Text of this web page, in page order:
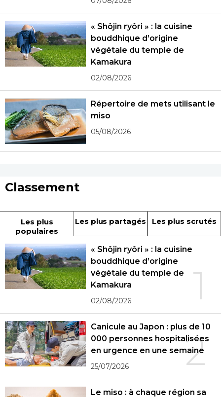
« Shôjin ryôri » : la cuisine
bouddhique d’origine
végétale du temple de
Kamakura
02/08/2026
Répertoire de mets utilisant le
miso
05/08/2026
Classement
Les plus
populaires
Les plus partagés Les plus scrutés
1
« Shôjin ryôri » : la cuisine
bouddhique d’origine
végétale du temple de
Kamakura
02/08/2026
2
Canicule au Japon : plus de 10
000 personnes hospitalisées
en urgence en une semaine
25/07/2026
Le miso : à chaque région sa